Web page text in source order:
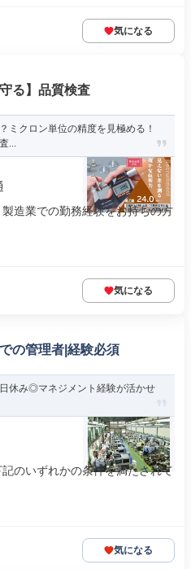
気になる
る】品質検査
ミクロン単位の精度を見極める！
...
造業での勤務経験をお持ちの方
気になる
の管理者|経験必須
休み◎マネジメント経験が活かせ
のいずれかの条件を満たされて
気になる